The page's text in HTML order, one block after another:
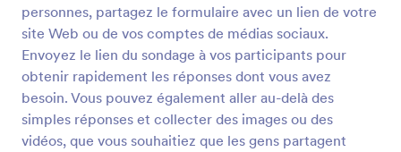
personnes, partagez le formulaire avec un lien de votre
site Web ou de vos comptes de médias sociaux.
Envoyez le lien du sondage à vos participants pour
obtenir rapidement les réponses dont vous avez
besoin. Vous pouvez également aller au-delà des
simples réponses et collecter des images ou des
vidéos, que vous souhaitiez que les gens partagent
Go to Category:
Formulaires de commentaire
Utiliser le modèle
Prévisualiser